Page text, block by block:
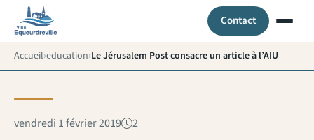
Contact
Accueil education Le Jérusalem Post consacre un article à l’AIU
vendredi 1 février 2019 2